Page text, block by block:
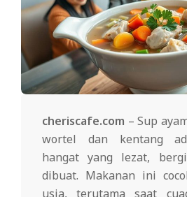
cheriscafe.com – Sup
wortel dan kentang
hangat yang lezat,
dibuat. Makanan ini
usia, terutama saat